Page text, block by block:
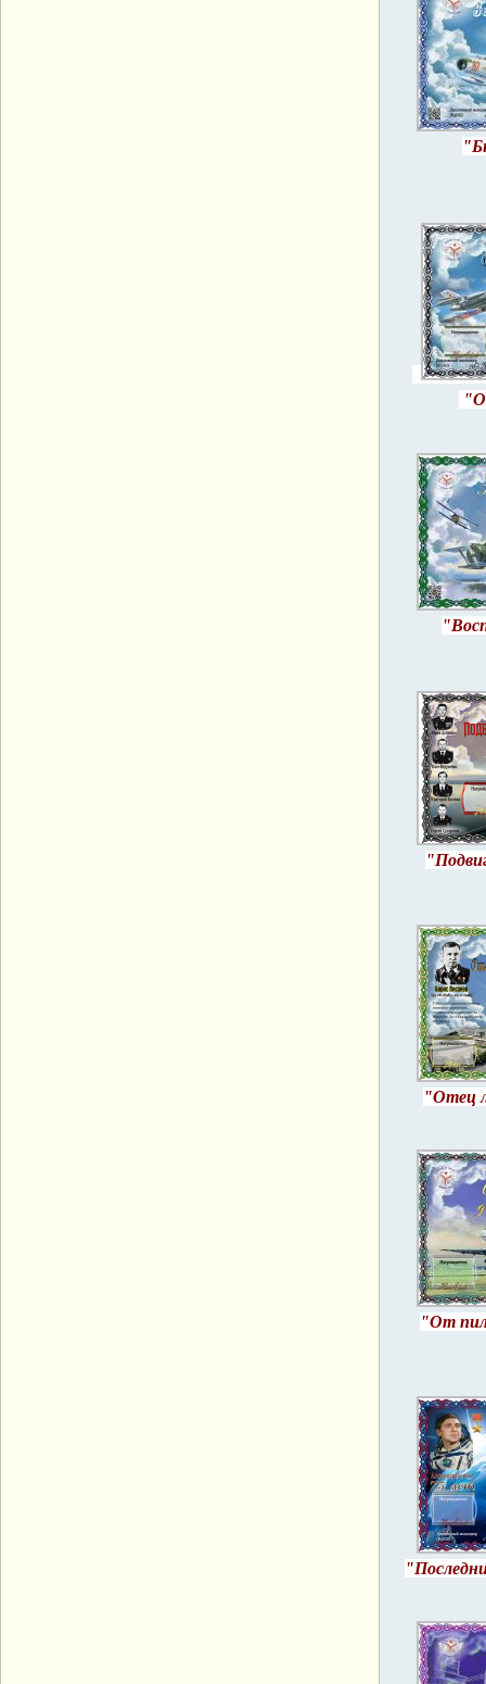
"Отец
"От